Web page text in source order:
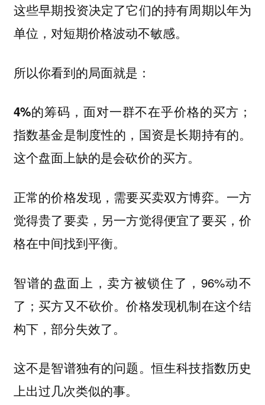
这些早期投资决定了它们的持有周期以年为
单位，对短期价格波动不敏感。
所以你看到的局面就是：
4%的筹码，面对一群不在乎价格的买方；
指数基金是制度性的，国资是长期持有的。
这个盘面上缺的是会砍价的买方。
正常的价格发现，需要买卖双方博弈。一方
觉得贵了要卖，另一方觉得便宜了要买，价
格在中间找到平衡。
智谱的盘面上，卖方被锁住了，96%动不
了；买方又不砍价。价格发现机制在这个结
构下，部分失效了。
这不是智谱独有的问题。恒生科技指数历史
上出过几次类似的事。